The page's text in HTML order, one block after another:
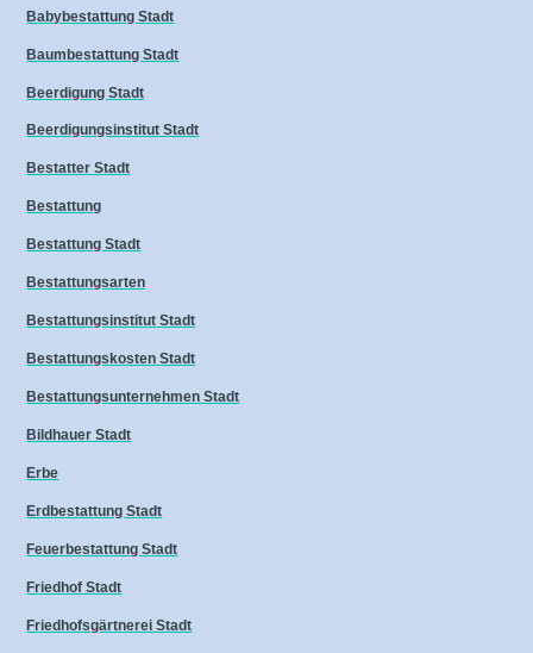
Babybestattung Stadt
Baumbestattung Stadt
Beerdigung Stadt
Beerdigungsinstitut Stadt
Bestatter Stadt
Bestattung
Bestattung Stadt
Bestattungsarten
Bestattungsinstitut Stadt
Bestattungskosten Stadt
Bestattungsunternehmen Stadt
Bildhauer Stadt
Erbe
Erdbestattung Stadt
Feuerbestattung Stadt
Friedhof Stadt
Friedhofsgärtnerei Stadt